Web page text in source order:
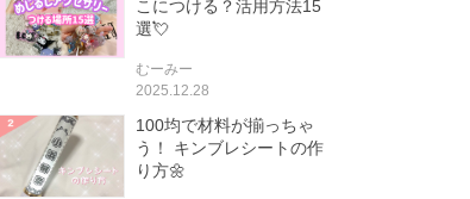
こにつける？活用方法15
選💘
むーみー
2025.12.28
100均で材料が揃っちゃ
う！ キンブレシートの作
り方🌼